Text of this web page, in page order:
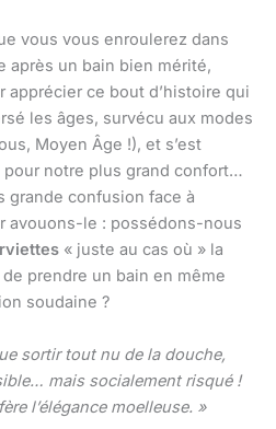
vous vous enroulerez dans
après un bain bien mérité,
apprécier ce bout d’histoire qui
les âges, survécu aux modes
Moyen Âge !), et s’est
notre plus grand confort…
grande confusion face à
avouons-le : possédons-nous
« juste au cas où » la
prendre un bain en même
soudaine ?
sortir tout nu de la douche,
mais socialement risqué !
l’élégance moelleuse. »